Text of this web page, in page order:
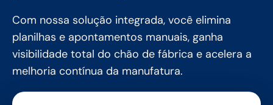
Com nossa solução integrada, você elimina
planilhas e apontamentos manuais, ganha
visibilidade total do chão de fábrica e acelera a
melhoria contínua da manufatura.